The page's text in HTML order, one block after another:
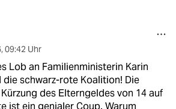
, 09:42 Uhr
Lob an Familienministerin Karin
die schwarz-rote Koalition! Die
des Elterngeldes von 14 auf
ist ein genialer Coup. Warum